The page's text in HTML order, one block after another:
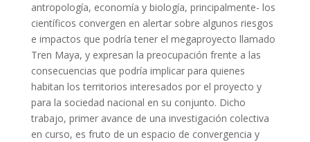
antropología, economía y biología, principalmente- los
científicos convergen en alertar sobre algunos riesgos
e impactos que podría tener el megaproyecto llamado
Tren Maya, y expresan la preocupación frente a las
consecuencias que podría implicar para quienes
habitan los territorios interesados por el proyecto y
para la sociedad nacional en su conjunto. Dicho
trabajo, primer avance de una investigación colectiva
en curso, es fruto de un espacio de convergencia y